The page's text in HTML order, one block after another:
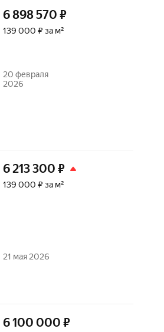
6 898 570 ₽
139 000 ₽ за м²
20 февраля
2026
6 213 300 ₽
139 000 ₽ за м²
21 мая 2026
6 100 000 ₽